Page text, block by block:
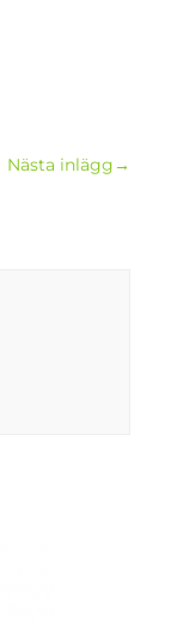
Nästa inlägg→